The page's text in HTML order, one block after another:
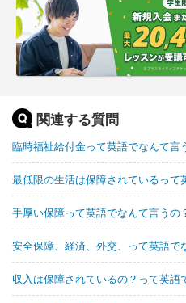
関連する質問
臨時福祉給付金って英語でなんて言
最低限の生活は保障されているって
手厚い保障って英語でなんて言うの
安全保障、経済、外交、って英語で
収入は保障されているの？って英語